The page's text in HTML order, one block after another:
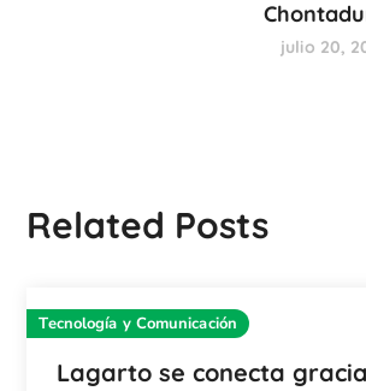
julio 20,
Related Posts
Tecnología y Comunicación
Lagarto se conecta